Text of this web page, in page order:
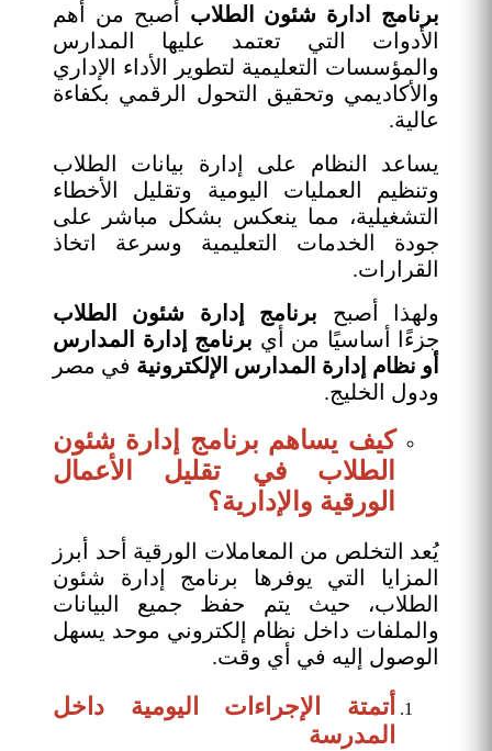
برنامج ادارة شئون الطلاب أصبح من أهم
الأدوات التي تعتمد عليها المدارس
والمؤسسات التعليمية لتطوير الأداء الإداري
والأكاديمي وتحقيق التحول الرقمي بكفاءة
عالية.
يساعد النظام على إدارة بيانات الطلاب
وتنظيم العمليات اليومية وتقليل الأخطاء
التشغيلية، مما ينعكس بشكل مباشر على
جودة الخدمات التعليمية وسرعة اتخاذ
القرارات.
ولهذا أصبح برنامج إدارة شئون الطلاب
جزءًا أساسيًا من أي برنامج إدارة المدارس
أو نظام إدارة المدارس الإلكترونية في مصر
ودول الخليج.
كيف يساهم برنامج إدارة شئون
الطلاب في تقليل الأعمال
الورقية والإدارية؟
يُعد التخلص من المعاملات الورقية أحد أبرز
المزايا التي يوفرها برنامج إدارة شئون
الطلاب، حيث يتم حفظ جميع البيانات
والملفات داخل نظام إلكتروني موحد يسهل
الوصول إليه في أي وقت.
أتمتة الإجراءات اليومية داخل
المدرسة